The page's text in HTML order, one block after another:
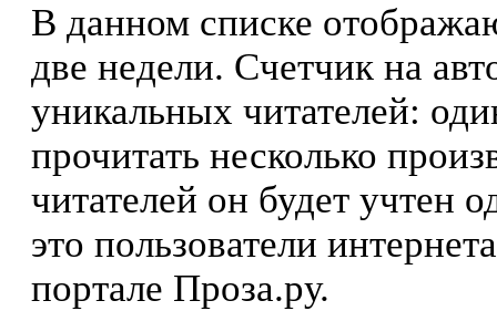
В данном списке
две недели. Счетчик на
уникальных читателей:
прочитать несколько
читателей он будет учтен
это пользователи
портале Проза.ру.